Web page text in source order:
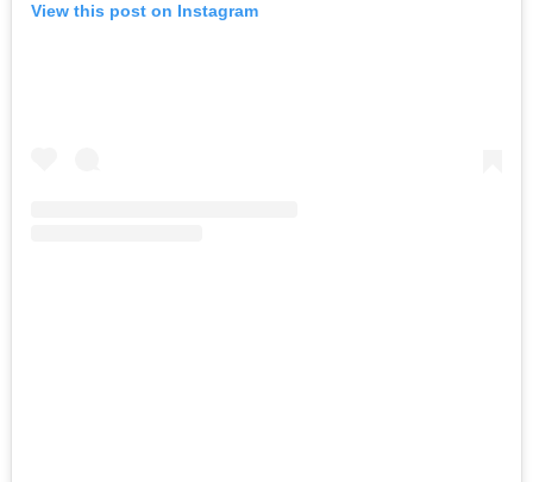
View this post on Instagram